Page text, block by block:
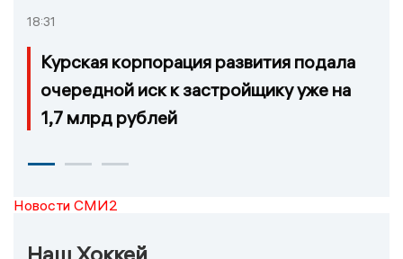
18:31
Курская корпорация развития подала
очередной иск к застройщику уже на
1,7 млрд рублей
Новости СМИ2
Наш Хоккей